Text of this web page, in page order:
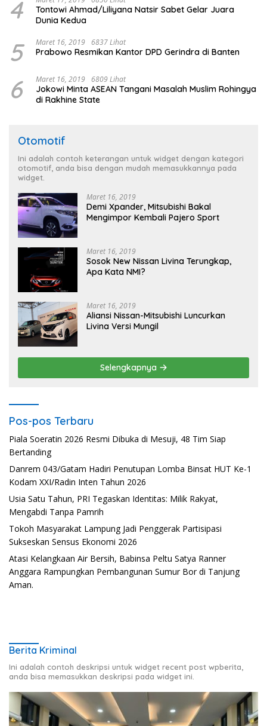
4
Tontowi Ahmad/Liliyana Natsir Sabet Gelar Juara
Dunia Kedua
5 Maret 16, 2019 6837 Lihat
Prabowo Resmikan Kantor DPD Gerindra di Banten
6 Maret 16, 2019 6809 Lihat
Jokowi Minta ASEAN Tangani Masalah Muslim Rohingya
di Rakhine State
Otomotif
Ini adalah contoh keterangan untuk widget dengan kategori
otomotif, anda bisa dengan mudah memasukkannya pada
widget.
Maret 16, 2019
Demi Xpander, Mitsubishi Bakal
Mengimpor Kembali Pajero Sport
Maret 16, 2019
Sosok New Nissan Livina Terungkap,
Apa Kata NMI?
Maret 16, 2019
Aliansi Nissan-Mitsubishi Luncurkan
Livina Versi Mungil
Selengkapnya
Pos-pos Terbaru
Piala Soeratin 2026 Resmi Dibuka di Mesuji, 48 Tim Siap
Bertanding
Danrem 043/Gatam Hadiri Penutupan Lomba Binsat HUT Ke-1
Kodam XXI/Radin Inten Tahun 2026
Usia Satu Tahun, PRI Tegaskan Identitas: Milik Rakyat,
Mengabdi Tanpa Pamrih
Tokoh Masyarakat Lampung Jadi Penggerak Partisipasi
Sukseskan Sensus Ekonomi 2026
Atasi Kelangkaan Air Bersih, Babinsa Peltu Satya Ranner
Anggara Rampungkan Pembangunan Sumur Bor di Tanjung
Aman.
Berita Kriminal
Ini adalah contoh deskripsi untuk widget recent post wpberita,
anda bisa memasukkan deskripsi pada widget ini.